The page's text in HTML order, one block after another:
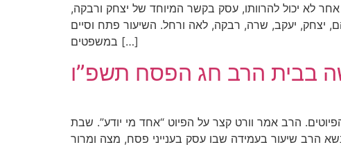
לא יכול להרוותו, עסק בקשר המיוחד של יצחק ורבקה,
יצחק, יעקב, שרה, רבקה, לאה ורחל. השיעור פתח וסיים
במשפטים […]
בבית הרב חג הפסח תשפ”ו
להצטרף לאמירת הפיוטים. הרב אמר וורט קצר על הפיוט “אחד מי יודע”. שבת
הרב שיעור בעמידה שבו עסק בענייני פסח, מצה ומרור